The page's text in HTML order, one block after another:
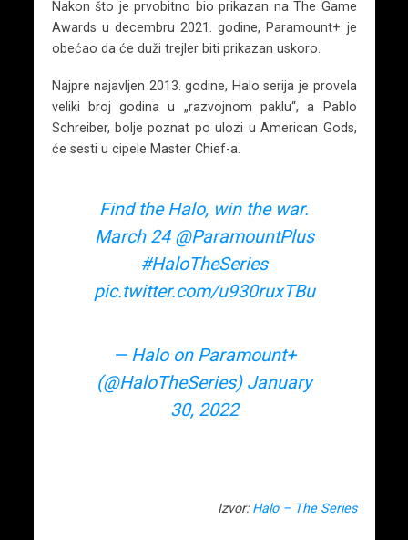
Nakon što je prvobitno bio prikazan na The Game
Awards u decembru 2021. godine, Paramount+ je
obećao da će duži trejler biti prikazan uskoro.
Najpre najavljen 2013. godine, Halo serija je provela
veliki broj godina u „razvojnom paklu“, a Pablo
Schreiber, bolje poznat po ulozi u American Gods,
će sesti u cipele Master Chief-a.
Find the Halo, win the war.
March 24 @ParamountPlus
#HaloTheSeries
pic.twitter.com/u930ruxTBu
— Halo on Paramount+
(@HaloTheSeries) January
30, 2022
Izvor: Halo – The Series